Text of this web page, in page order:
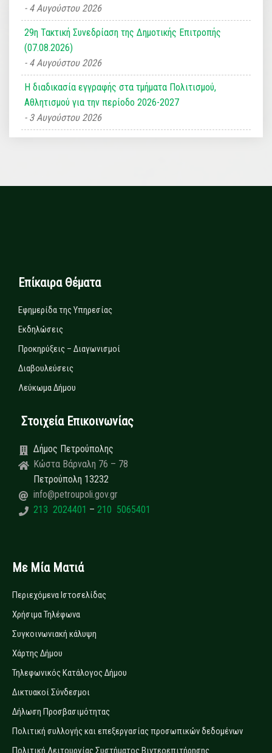
4 Αυγούστου 2026
29η Τακτική Συνεδρίαση της Δημοτικής Επιτροπής
(07.08.2026)
4 Αυγούστου 2026
Η διαδικασία εγγραφής στα τμήματα Πολιτισμού,
Αθλητισμού για την περίοδο 2026-2027
3 Αυγούστου 2026
Επίκαιρα Θέματα
Εφημερίδα της Υπηρεσίας
Εκδηλώσεις
Προκηρύξεις – Διαγωνισμοί
Διαβουλεύσεις
Λεύκωμα Δήμου
Στοιχεία Επικοινωνίας
Δήμος Πετρούπολης
Κώστα Βάρναλη 76 – 78
Πετρούπολη 13232
info@petroupoli.gov.gr
213 2024401 – 210 5065401
Με Μία Ματιά
Περιεχόμενα Ιστοσελίδας
Χρήσιμα Τηλέφωνα
Συγκοινωνιακή κάλυψη
Χάρτης Δήμου
Τηλεφωνικός Κατάλογος Δήμου
Δικτυακοί Σύνδεσμοι
Δήλωση Προσβασιμότητας
Πολιτική συλλογής και επεξεργασίας προσωπικών δεδομένων
Πολιτική Λειτουργίας Συστήματος Βιντεοεπιτήρησης